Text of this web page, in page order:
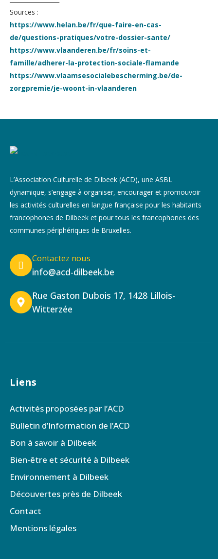
Sources :
https://www.helan.be/fr/que-faire-en-cas-
de/questions-pratiques/votre-dossier-sante/
https://www.vlaanderen.be/fr/soins-et-
famille/adherer-la-protection-sociale-flamande
https://www.vlaamsesocialebescherming.be/de-
zorgpremie/je-woont-in-vlaanderen
L’Association Culturelle de Dilbeek (ACD), une ASBL
dynamique, s’engage à organiser, encourager et promouvoir
les activités culturelles en langue française pour les habitants
francophones de Dilbeek et pour tous les francophones des
communes périphériques de Bruxelles.
Contactez nous
info@acd-dilbeek.be
Rue Gaston Dubois 17, 1428 Lillois-
Witterzée
Liens
Activités proposées par l’ACD
Bulletin d’Information de l’ACD
Bon à savoir à Dilbeek
Bien-être et sécurité à Dilbeek
Environnement à Dilbeek
Découvertes près de Dilbeek
Contact
Mentions légales